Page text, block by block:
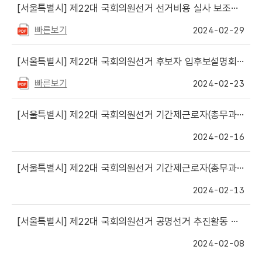
[서울특별시] 제22대 국회의원선거 선거비용 실사 보조요원 서류전형 합격자 명단 등 게시
빠른보기 2024-02-29
[서울특별시] 제22대 국회의원선거 후보자 입후보설명회 개최일정(서울) 안내
빠른보기 2024-02-23
[서울특별시] 제22대 국회의원선거 기간제근로자(총무과 및 홍보과 행정사무보조직) 최종합격자 명단 등 게시
2024-02-16
[서울특별시] 제22대 국회의원선거 기간제근로자(총무과 및 홍보과 행정사무보조직) 서류전형 합격자 등 발표
2024-02-13
[서울특별시] 제22대 국회의원선거 공명선거 추진활동 협업사업 선정결과 안내
2024-02-08